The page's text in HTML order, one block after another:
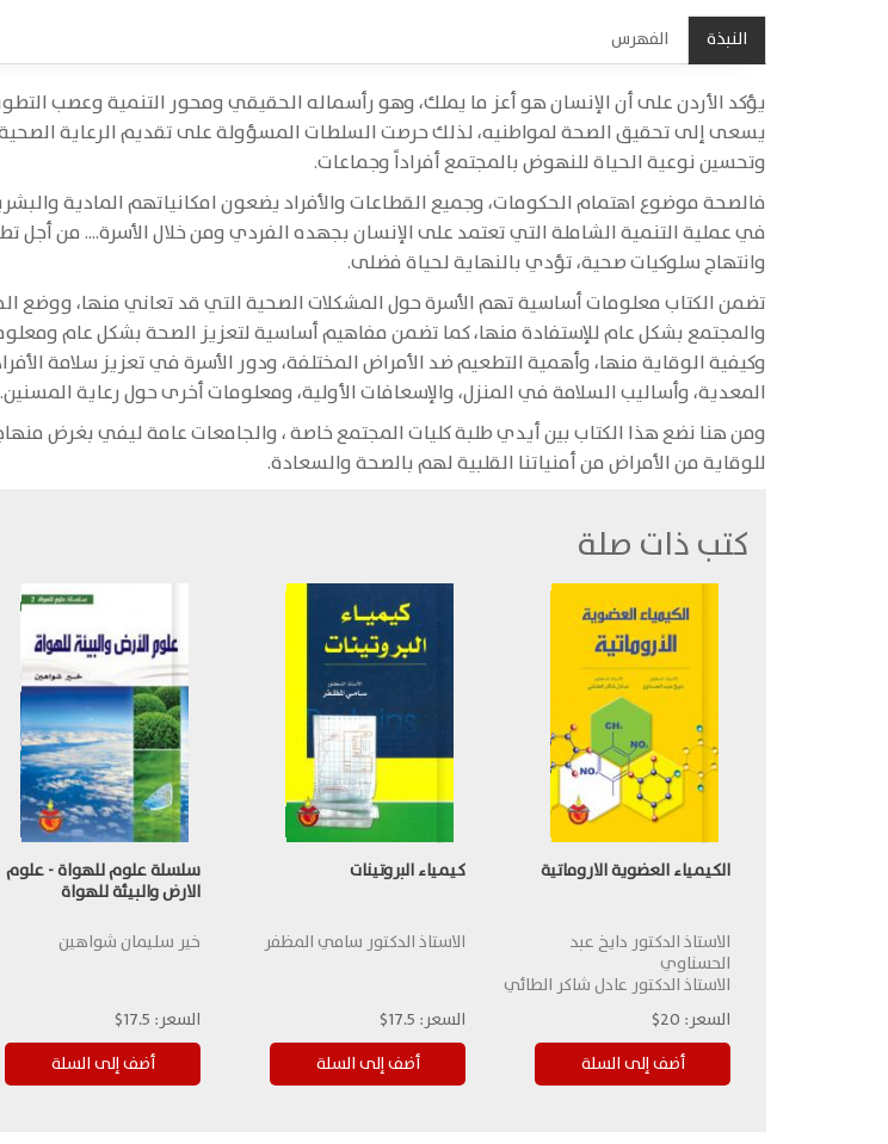
النبذة الفهرس
يؤكد الأردن على أن الإنسان هو أعز ما يملك، وهو رأسماله الحقيقي ومحور التنمية وعصب
يسعى إلى تحقيق الصحة لمواطنيه، لذلك حرصت السلطات المسؤولة على تقديم الرعاية
وتحسين نوعية الحياة للنهوض بالمجتمع أفراداً وجماعات.
فالصحة موضوع اهتمام الحكومات، وجميع القطاعات والأفراد يضعون امكانياتهم المادية
في عملية التنمية الشاملة التي تعتمد على الإنسان بجهده الفردي ومن خلال الأسرة.... من أجل
وانتهاج سلوكيات صحية، تؤدي بالنهاية لحياة فضلى.
تضمن الكتاب معلومات أساسية تهم الأسرة حول المشكلات الصحية التي قد تعاني منها، ووضع
والمجتمع بشكل عام للإستفادة منها، كما تضمن مفاهيم أساسية لتعزيز الصحة بشكل عام
وكيفية الوقاية منها، وأهمية التطعيم ضد الأمراض المختلفة، ودور الأسرة في تعزيز سلامة
المعدية، وأساليب السلامة في المنزل، والإسعافات الأولية، ومعلومات أخرى حول رعاية المسنين.
ومن هنا نضع هذا الكتاب بين أيدي طلبة كليات المجتمع خاصة ، والجامعات عامة ليفي بغرض
للوقاية من الأمراض من أمنياتنا القلبية لهم بالصحة والسعادة.
كتب ذات صلة
الكيمياء العضوية الاروماتية
الاستاذ الدكتور دايخ عبد
الحسناوي
الاستاذ الدكتور عادل شاكر الطائي
السعر: 20$
كيمياء البروتينات
الاستاذ الدكتور سامي المظفر
السعر: 17.5$
سلسلة علوم للهواة - علوم
الارض والبيئة للهواة
خير سليمان شواهين
السعر: 17.5$